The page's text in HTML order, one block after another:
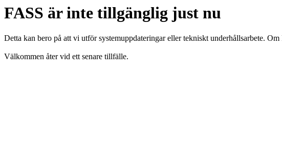
FASS är inte tillgänglig just nu
Detta kan bero på att vi utför systemuppdateringar eller tekniskt underhållsarbete.
Välkommen åter vid ett senare tillfälle.